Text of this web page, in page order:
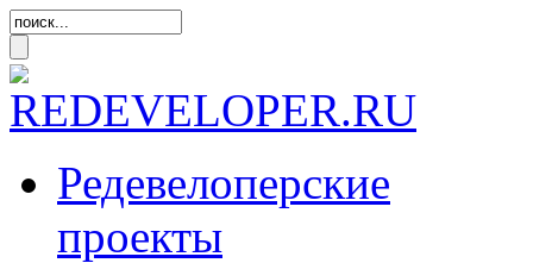
Редевелоперские
проекты